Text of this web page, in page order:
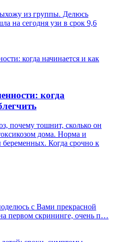
из группы. Делюсь
на сегодня узи в срок 9,6
когда
почему тошнит, сколько он
дома. Норма и
Когда срочно к
с Вами прекрасной
первом скрининге, очень п…